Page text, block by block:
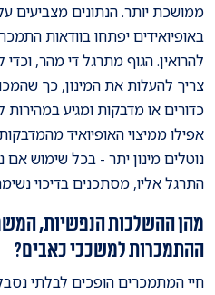
ממושכת יותר. הנתונים
באופיואידים יפתחו בוודאות
להרואין. הגוף מתרגל די מהר,
צריך להעלות את המינון, כך
כדורים או מדבקות ומגיע במהירות
אפילו ממיצוי האופיואיד
נוטלים מינון יתר - בכל שימוש אם
התרגל אליו, מסתכנים בדיכוי
מהן ההשלכות הנפשיות,
ההתמכרות למשככי כאבים?
חיי המתמכרים הופכים לבלתי